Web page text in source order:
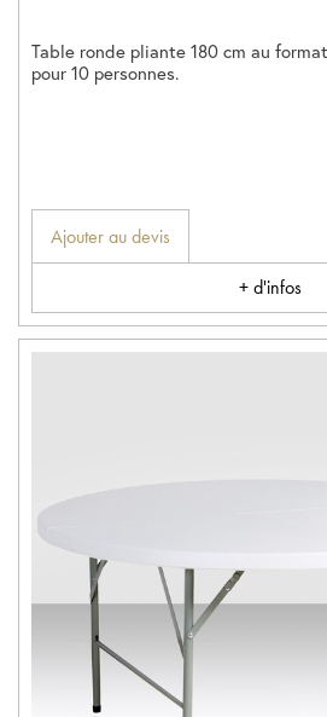
Table ronde pliante 180 cm au
pour 10 personnes.
Ajouter au devis
+ d'infos